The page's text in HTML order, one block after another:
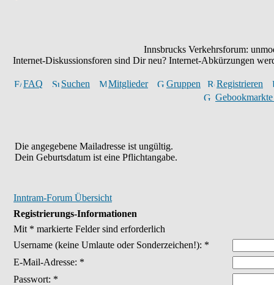
Innsbrucks Verkehrsforum:
Internet-Diskussionsforen sind Dir neu? Internet-Abkürzungen
FAQ Suchen Mitglieder Gruppen
Registrieren
Die angegebene Mailadresse ist ungültig.
Dein Geburtsdatum ist eine Pflichtangabe.
Inntram-Forum Übersicht
Registrierungs-Informationen
Mit * markierte Felder sind erforderlich
Username (keine Umlaute oder Sonderzeichen!): *
E-Mail-Adresse: *
Passwort: *